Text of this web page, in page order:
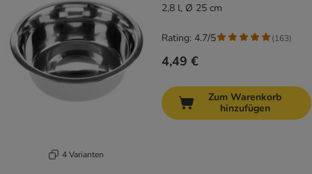
4 Varianten
2,8 l, Ø 25 cm
4,49 €
Rating: 4.7/5 (163)
Zum Warenkorb
hinzufügen